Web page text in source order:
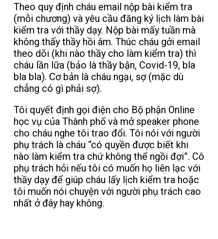
Theo quy định cháu email nộp bài kiểm tra
(mỗi chương) và yêu cầu đăng ký lịch làm bài
kiểm tra với thầy dạy. Nộp bài mấy tuần mà
không thấy thầy hồi âm. Thúc cháu gởi email
theo dõi (khi nào thầy cho làm kiểm tra) thì
cháu lần lữa (bảo là thầy bận, Covid-19, bla
bla bla). Cơ bản là cháu ngại, sợ (mặc dù
chẳng có gì phải sợ).
Tôi quyết định gọi điện cho Bộ phận Online
học vụ của Thành phố và mở speaker phone
cho cháu nghe tôi trao đổi. Tôi nói với người
phụ trách là cháu “có quyền được biết khi
nào làm kiểm tra chứ không thể ngồi đợi”. Cô
phụ trách hỏi nếu tôi có muốn họ liên lạc với
thầy dạy để giúp cháu lấy lịch kiểm tra hoặc
tôi muốn nói chuyện với người phụ trách cao
nhất ở đây hay không.